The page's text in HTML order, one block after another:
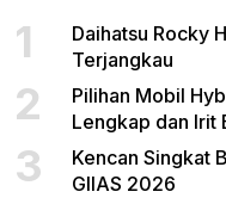
1
Daihatsu Rocky
Terjangkau
2
Pilihan Mobil
Lengkap dan Irit
3
Kencan Singkat
GIIAS 2026